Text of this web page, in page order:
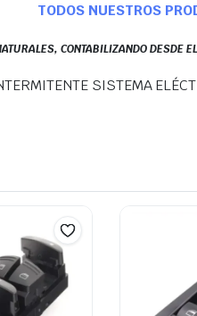
TODOS NUESTROS
CONTABILIZANDO DESDE
SISTEMA